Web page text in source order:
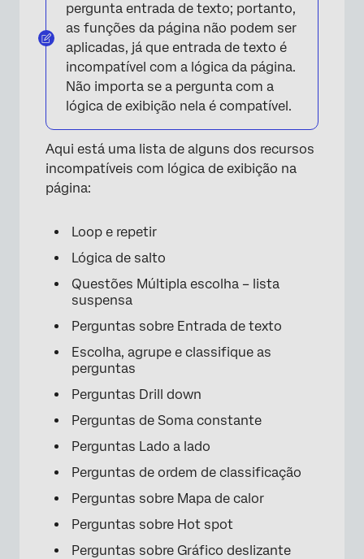
×
pergunta entrada de texto; portanto,
as funções da página não podem ser
aplicadas, já que entrada de texto é
incompatível com a lógica da página.
Não importa se a pergunta com a
lógica de exibição nela é compatível.
Aqui está uma lista de alguns dos recursos
incompatíveis com lógica de exibição na
página:
Loop e repetir
Lógica de salto
Questões Múltipla escolha – lista
suspensa
Perguntas sobre Entrada de texto
Escolha, agrupe e classifique as
perguntas
Perguntas Drill down
Perguntas de Soma constante
Perguntas Lado a lado
Perguntas de ordem de classificação
Perguntas sobre Mapa de calor
Perguntas sobre Hot spot
Perguntas sobre Gráfico deslizante